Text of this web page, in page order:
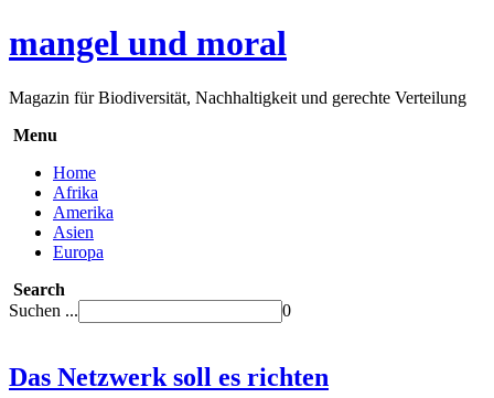
mangel und moral
Magazin für Biodiversität, Nachhaltigkeit und gerechte Verteilung
Menu
Home
Afrika
Amerika
Asien
Europa
Search
Suchen ...
0
Das Netzwerk soll es richten